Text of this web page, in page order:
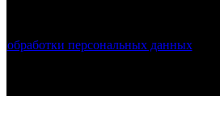
обработки персональных данныхи